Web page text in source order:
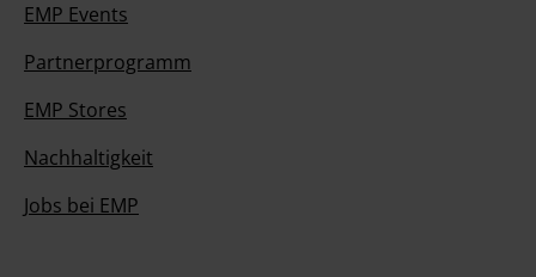
EMP Events
Partnerprogramm
EMP Stores
Nachhaltigkeit
Jobs bei EMP